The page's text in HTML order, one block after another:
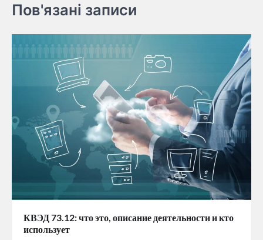
Пов'язані записи
КВЭД 73.12: что это, описание деятельности и кто
использует